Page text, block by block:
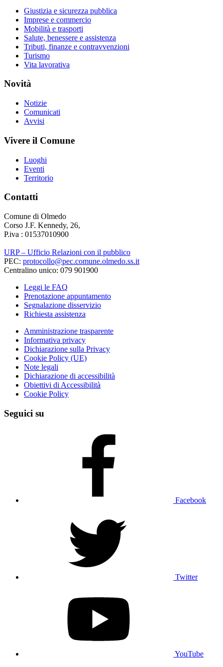
Giustizia e sicurezza pubblica
Imprese e commercio
Mobilità e trasporti
Salute, benessere e assistenza
Tributi, finanze e contravvenzioni
Turismo
Vita lavorativa
Novità
Notizie
Comunicati
Avvisi
Vivere il Comune
Luoghi
Eventi
Territorio
Contatti
Comune di Olmedo
Corso J.F. Kennedy, 26,
P.iva : 01537010900
URP – Ufficio Relazioni con il pubblico
PEC: protocollo@pec.comune.olmedo.ss.it
Centralino unico: 079 901900
Leggi le FAQ
Prenotazione appuntamento
Segnalazione disservizio
Richiesta assistenza
Amministrazione trasparente
Informativa privacy
Dichiarazione sulla Privacy
Cookie Policy (UE)
Note legali
Dichiarazione di accessibilità
Obiettivi di Accessibilità
Cookie Policy
Seguici su
Facebook
Twitter
YouTube